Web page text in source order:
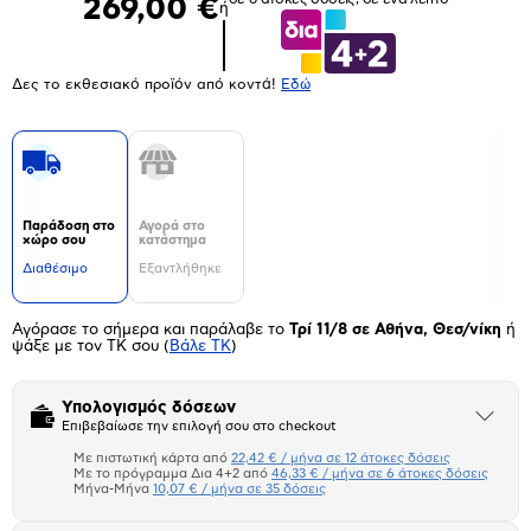
269,00 €ή
Δες το εκθεσιακό προϊόν από κοντά! Eδώ
Παράδοση στο
χώρο σου
Διαθέσιμο
Αγορά στο
κατάστημα
Εξαντλήθηκε
Αγόρασε το σήμερα και παράλαβε το Τρί 11/8 σε Αθήνα, Θεσ/νίκη ή
ψάξε με τον ΤΚ σου ( Βάλε ΤΚ)
Υπολογισμός δόσεων
Επιβεβαίωσε την επιλογή σου στο checkout
Άνοιξε
Πιστωτική κάρτα
Με πιστωτική κάρτα από 22,42 € / μήνα σε 12 άτοκες δόσεις
Με το πρόγραμμα Δια 4+2 από 46,33 € / μήνα σε 6 άτοκες δόσεις
Μήνα-Μήνα 10,07 € / μήνα σε 35 δόσεις